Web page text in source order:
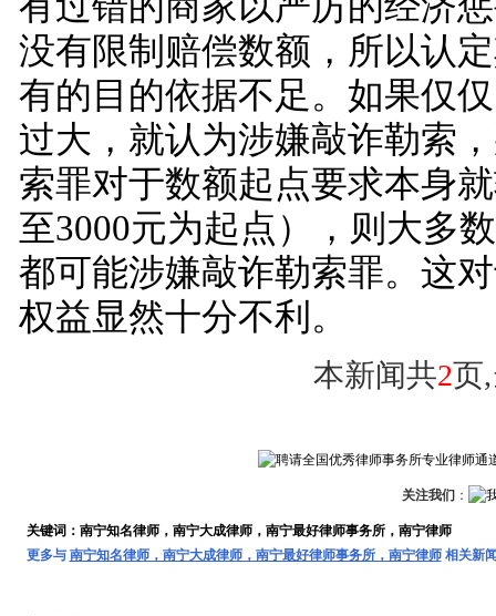
没有限制赔偿数额，所以认
有的目的依据不足。如果仅
过大，就认为涉嫌敲诈勒索
索罪对于数额起点要求本身
至3000元为起点），则大多
都可能涉嫌敲诈勒索罪。这
权益显然十分不利。
本新闻共2页
关注我们 ：
关键词：南宁知名律师，南宁大成律师，南宁最好律师事务所，南宁律师
更多与 南宁知名律师，南宁大成律师，南宁最好律师事务所，南宁律师相关新